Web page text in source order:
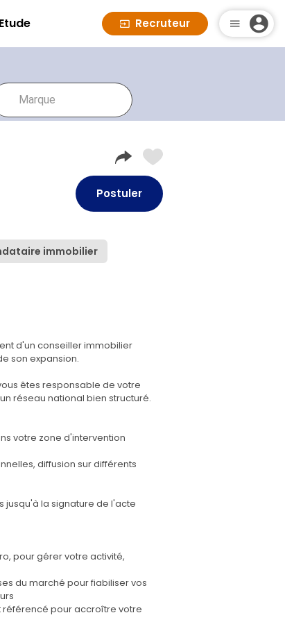
Etude Recruteur
Postuler
immobilier
d'un conseiller immobilier
son expansion.
êtes responsable de votre
réseau national bien structuré.
votre zone d'intervention
diffusion sur différents
jusqu'à la signature de l'acte
pour gérer votre activité,
du marché pour fiabiliser vos
pour accroître votre